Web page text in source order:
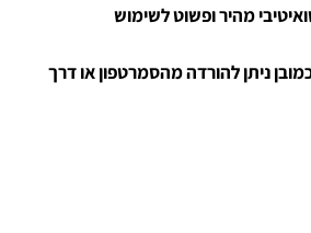
מהיר ופשוט לשימוש
ניתן להורדה מהסמרטפון או דרך